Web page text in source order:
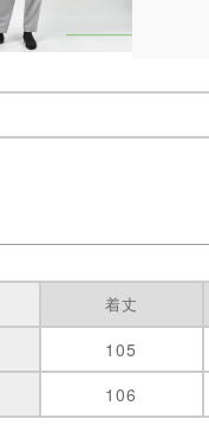
着丈
105
106